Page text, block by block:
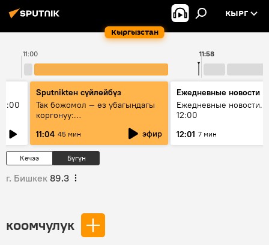
Кыргызстан
КЫРГ
11:00 11:58
Sputnikteн сүйлөйбүз
Так божомол — өз убагындагы
коргонуу:
гидрометеорологиялык кызмат
кантип өркүндөтүлүүдө
11:04 45 мин эфир
Ежедневные новости
Ежедневные новости.
12:00
12:01 7 мин
Кечээ Бүгүн
г. Бишкек 89.3
коомчулук